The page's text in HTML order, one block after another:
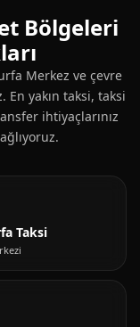
Bölgeleri
Merkez ve çevre
yakın taksi, taksi
ihtiyaçlarınız
Taksi